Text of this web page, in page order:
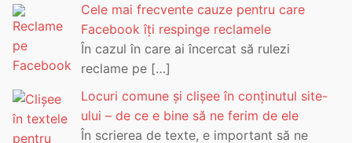
Cele mai frecvente cauze pentru care
Facebook îți respinge reclamele
În cazul în care ai încercat să rulezi
reclame pe […]
Locuri comune și clișee în conținutul site-
ului – de ce e bine să ne ferim de ele
În scrierea de texte, e important să ne